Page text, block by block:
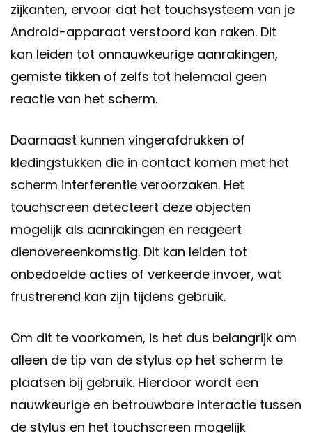
zijkanten, ervoor dat het touchsysteem van je
Android-apparaat verstoord kan raken. Dit
kan leiden tot onnauwkeurige aanrakingen,
gemiste tikken of zelfs tot helemaal geen
reactie van het scherm.
Daarnaast kunnen vingerafdrukken of
kledingstukken die in contact komen met het
scherm interferentie veroorzaken. Het
touchscreen detecteert deze objecten
mogelijk als aanrakingen en reageert
dienovereenkomstig. Dit kan leiden tot
onbedoelde acties of verkeerde invoer, wat
frustrerend kan zijn tijdens gebruik.
Om dit te voorkomen, is het dus belangrijk om
alleen de tip van de stylus op het scherm te
plaatsen bij gebruik. Hierdoor wordt een
nauwkeurige en betrouwbare interactie tussen
de stylus en het touchscreen mogelijk